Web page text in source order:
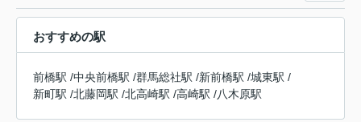
おすすめの駅
前橋駅 /中央前橋駅 /群馬総社駅 /新前橋駅 /城東駅 /
新町駅 /北藤岡駅 /北高崎駅 /高崎駅 /八木原駅